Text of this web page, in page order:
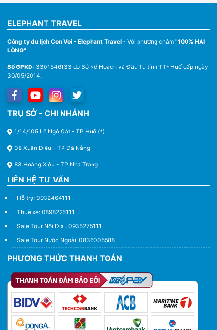
Thuê Xe Du Lịch Tại Huế – Từ 4 Chỗ Đến 45 Chỗ
ELEPHANT TRAVEL
Công ty du lịch Con Voi - Elephant Travel - Với phương châm "100% HÀI
LÒNG".
Số GPKD: 3301546133 do Sở Kế Hoạch và Đầu Tư tỉnh TT- Huế cấp ngày
30/05/2014.
TRỤ SỞ - CHI NHÁNH
1/14/105 Lê Ngô Cát - TP Huế (*)
08 Xuân Diệu - TP Đà Nẵng
83 Hoàng Xiệu - TP Nha Trang
LIÊN HỆ TƯ VẤN
Hỗ trợ: 0932464111
Thuê xe: 0898225111
Sale Tour Nội Địa : 0935275111
Sale Tour Nước Ngoài: 0836005588
PHƯƠNG THỨC THANH TOÁN